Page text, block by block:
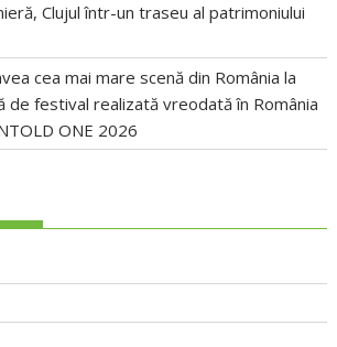
Clujul într-un traseu al patrimoniului
cea mai mare scenă din România la
de festival realizată vreodată în România
ONE 2026